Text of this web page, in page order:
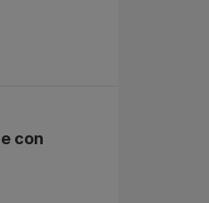
con